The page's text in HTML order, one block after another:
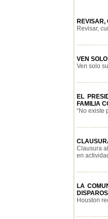
Revisar,
VEN
Ven solo
EL
FAMILIA
“No existe
Clausura
en
LA
Houston